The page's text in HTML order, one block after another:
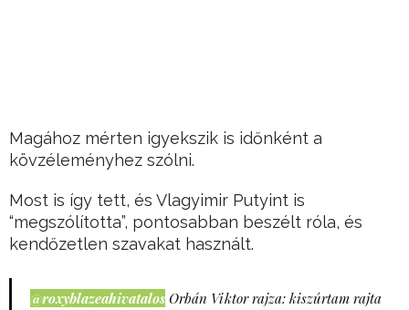
Magához mérten igyekszik is időnként a
kövzéleményhez szólni.
Most is így tett, és Vlagyimir Putyint is
“megszólította”, pontosabban beszélt róla, és
kendőzetlen szavakat használt.
@roxyblazeahivatalos Orbán Viktor rajza: kiszúrtam rajta